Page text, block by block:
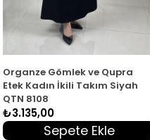
Organze Gömlek ve Qupra
Etek Kadın İkili Takım Siyah
QTN 8108
₺3.135,00
Sepete Ekle